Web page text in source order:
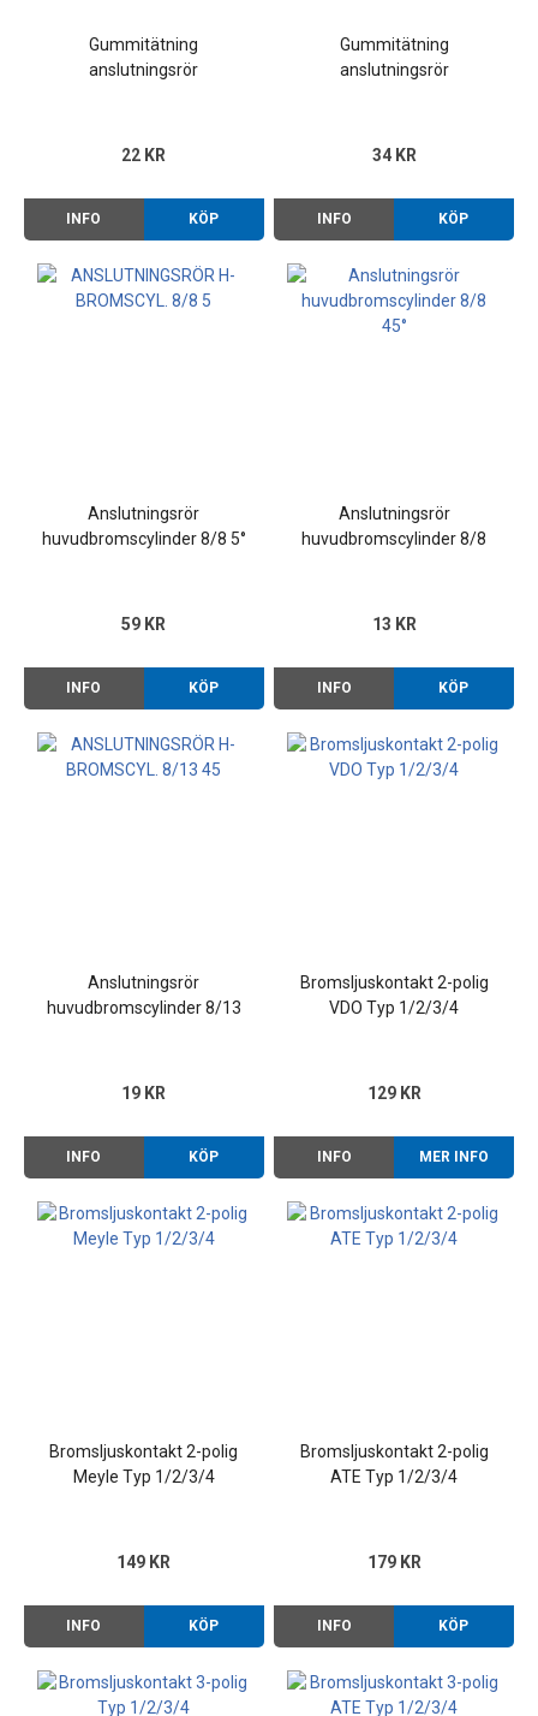
Gummitätning
anslutningsrör
1/3 -66
22 KR
INFO KÖP
Gummitätning
anslutningsrör
34 KR
INFO KÖP
Anslutningsrör
huvudbromscylinder 8/8 5°
59 KR
INFO KÖP
Anslutningsrör
huvudbromscylinder 8/8
13 KR
INFO KÖP
Anslutningsrör
huvudbromscylinder 8/13
19 KR
INFO KÖP
Bromsljuskontakt 2-polig
VDO Typ 1/2/3/4
129 KR
INFO MER INFO
Bromsljuskontakt 2-polig
Meyle Typ 1/2/3/4
149 KR
INFO KÖP
Bromsljuskontakt 2-polig
ATE Typ 1/2/3/4
179 KR
INFO KÖP